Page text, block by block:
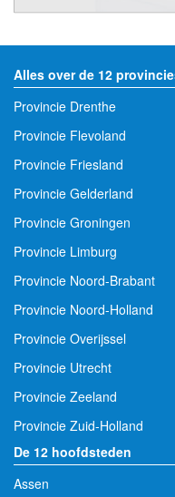
Alles over de 12
Provincie Drenthe
Provincie Flevoland
Provincie Friesland
Provincie Gelderland
Provincie Groningen
Provincie Limburg
Provincie Noord-Brabant
Provincie Noord-Holland
Provincie Overijssel
Provincie Utrecht
Provincie Zeeland
Provincie Zuid-Holland
De 12 hoofdsteden
Assen